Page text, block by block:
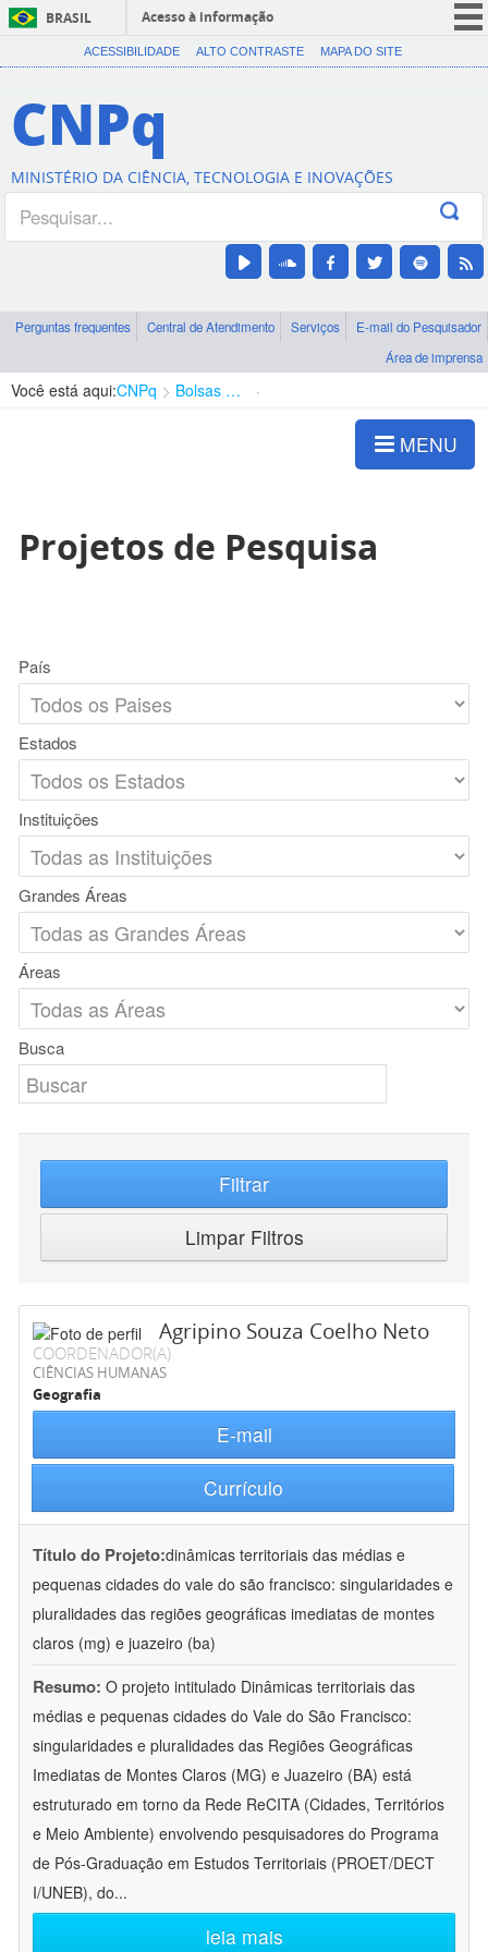
BRASIL
Acesso à informação
CORONAVÍRUS (COVID-19)
Canais
ACESSIBILIDADE ALTO CONTRASTE MAPA DO SITE
CNPq
MINISTÉRIO DA CIÊNCIA, TECNOLOGIA E INOVAÇÕES
Perguntas frequentes Central de Atendimento Serviços
E-mail do Pesquisador
Área de imprensa
Você está aqui:CNPq Bolsas e Auxílios Vigentes
MENU
Projetos de Pesquisa
País
Estados
Instituições
Grandes Áreas
Áreas
Busca
Filtrar
Limpar Filtros
Agripino Souza Coelho Neto
COORDENADOR(A)
CIÊNCIAS HUMANAS
Geografia
E-mail
Currículo
Título do Projeto:dinâmicas territoriais das médias e
pequenas cidades do vale do são francisco: singularidades e
pluralidades das regiões geográficas imediatas de montes
claros (mg) e juazeiro (ba)
Resumo: O projeto intitulado Dinâmicas territoriais das
médias e pequenas cidades do Vale do São Francisco:
singularidades e pluralidades das Regiões Geográficas
Imediatas de Montes Claros (MG) e Juazeiro (BA) está
estruturado em torno da Rede ReCITA (Cidades, Territórios
e Meio Ambiente) envolvendo pesquisadores do Programa
de Pós-Graduação em Estudos Territoriais (PROET/DECT
I/UNEB), do...
leia mais